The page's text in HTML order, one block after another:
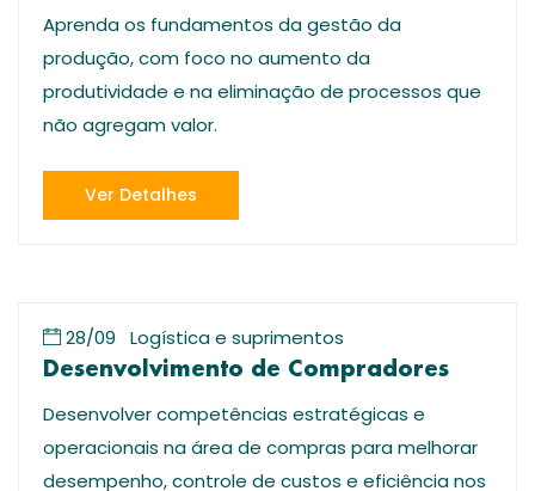
Aprenda os fundamentos da gestão da
produção, com foco no aumento da
produtividade e na eliminação de processos que
não agregam valor.
Ver Detalhes
28/09 Logística e suprimentos
Desenvolvimento de Compradores
Desenvolver competências estratégicas e
operacionais na área de compras para melhorar
desempenho, controle de custos e eficiência nos